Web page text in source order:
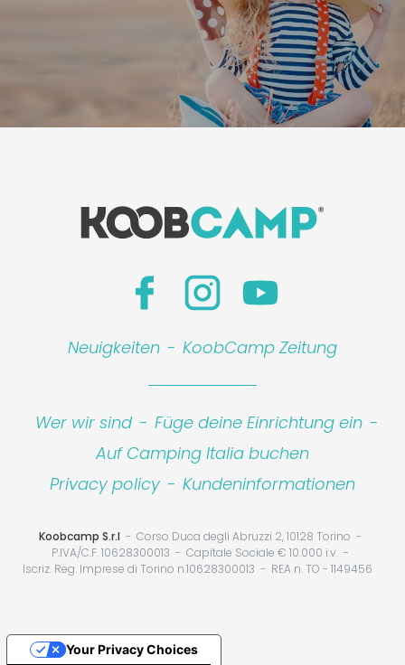
Neuigkeiten - KoobCamp Zeitung
Wer wir sind - Füge deine Einrichtung ein -
Auf Camping Italia buchen
Privacy policy - Kundeninformationen
Koobcamp S.r.l
Corso Duca degli Abruzzi 2, 10128 Torino
P.IVA/C.F. 10628300013
Capitale Sociale € 10.000 i.v.
Iscriz. Reg. Imprese di Torino n.10628300013
REA n. TO - 1149456
Your Privacy Choices